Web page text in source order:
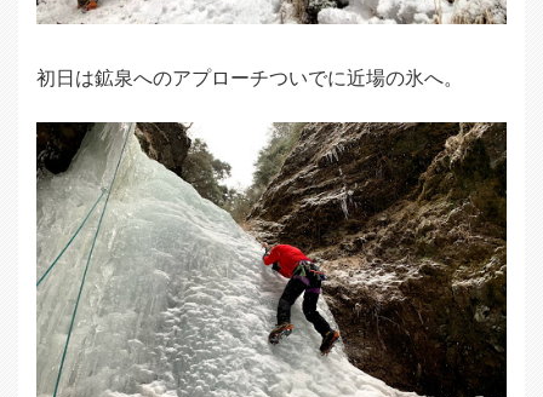
初日は鉱泉へのアプローチついでに近場の氷へ。